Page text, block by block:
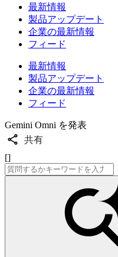
最新情報
製品アップデート
企業の最新情報
フィード
最新情報
製品アップデート
企業の最新情報
フィード
Gemini Omni を発表
共有
[]